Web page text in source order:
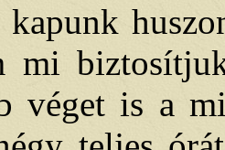
mi
véget is a